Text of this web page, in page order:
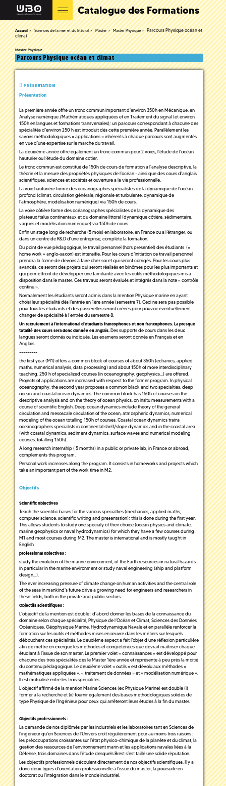
Catalogue des Formations
Accueil Sciences de la mer et du littoral Master Master Physique
Parcours Physique océan et
climat
Master Physique
Parcours Physique océan et climat
PRÉSENTATION
Présentation
La première année offre un tronc commun important d'environ 350h en Mécanique, en
Analyse numérique /Mathématiques appliquées et en Traitement du signal (et environ
150h en langues et formations transversales); un parcours correspondant à chacune des
spécialités d’environ 250 h est introduit dès cette première année. Parallèlement les
savoirs méthodologiques « applications » inhérents à chaque parcours sont augmentés
en vue d'une expertise sur le marche du travail.
La deuxième année offre également un tronc commun pour 2 voies, l’étude de l’océan
hauturier ou l’étude du domaine cotier.
Le tronc commun est constitué de 150h de cours de formation a l'analyse descriptive, la
théorie et la mesure des propriétés physiques de l’océan - ainsi que des cours d'anglais
scientifiques, sciences et sociétés et ouverture a la vie professionnelle.
La voie hauturière forme des océanographes spécialistes de la dynamique de l’océan
profond (climat, circulation générale, régionale et turbulente, dynamique de
l’atmosphère, modélisation numérique) via 150h de cours.
La voire côtière forme des océanographes spécialistes de la dynamique des
plateaux/talus continentaux et du domaine littoral (dynamique côtière, sédimentaire,
vagues et modélisation numérique) via 150h de cours.
Enfin un stage long de recherche (5 mois) en laboratoire, en France ou a l’étranger, ou
dans un centre de R&D d'une entreprise, complète la formation.
Du point de vue pédagogique, le travail personnel (hors presentiel) des étudiants («
home work » anglo-saxon) est intensifie. Pour les cours d’initiation ce travail personnel
prendra la forme de devoirs à faire chez soi et qui seront corrigés. Pour les cours plus
avancés, ce seront des projets qui seront réalisés en binômes pour les plus importants et
qui permettront de développer une familiarité avec les outils méthodologiques mis à
disposition dans le master. Ces travaux seront évalués et intégrés dans la note « contrôle
continu ».
Normalement les étudiants seront admis dans la mention Physique marine en ayant
choisi leur spécialité dès l’entrée en 1ère année (semestre 7). Ceci ne sera pas possible
pour tous les étudiants et des passerelles seront créées pour pouvoir éventuellement
changer de spécialité à l’entrée du semestre 8.
Un recrutement à l'international d'étudiants francophones et non francophones. La presque
totalité des cours sera donc donnée en anglais. Des supports de cours dans les deux
langues seront donnés ou indiqués. Les examens seront donnés en Français et en
Anglais.
---------
the first year (M1) offers a common block of courses of about 350h (echanics, applied
maths, numerical analysis, data processing) and about 150h of more interdisciplinary
teaching. 250 h of specialized courses (in oceanography, geophysics...) are offered.
Projects of applications are increased with respect to the former program. In physical
oceanography, the second year proposes a common black and two specialties, deep
ocean and coastal ocean dynamics. The common block has 150h of courses on the
descriptive analysis and on the theory of ocean physics, on insitu measurements with a
course of scientific English. Deep ocean dynamics include theory of the general
circulation and mesoscale circulation of the ocean, atmospheric dynamics, numerical
modeling of the ocean totalling 150h of courses. Coastal ocean dynamics trains
oceanographers specialists in continental shelf/slope dynamics and in the coastal area
(with coastal dynamics, sediment dynamics, surface waves and numerical modeling
courses, totalling 150h).
A long research internship ( 5 months) in a public or private lab, in France or abroad,
complements this program.
Personal work increases along the program. It consists in homeworks and projects which
take an important part of the work time in M2.
Objectifs
Scientific objectives
Teach the scientific bases for the various specialties (mechanics, applied maths,
computer science, scientific writing and presentation); this is done during the first year.
This allows students to study one specialy of their choice (ocean physics and climate,
marine geophysics or naval hydrodynamics) for which they have a few courses during
M1 and most courses during M2. The master is international and is mostly taught in
English
professional objectives :
study the evolution of the marine environment, of the Earth resources or natural hazards
in particular in the marine environment or study naval engineering (ship and platform
design...).
The ever increasing pressure of climate change on human activities and the central role
of the seas in mankind's future drive a growing need for engineers and researchers in
these fields, both in the private and public sectors.
Objectifs scientifiques :
L’objectif de la mention est double : d’abord donner les bases de la connaissance du
domaine selon chaque spécialité, Physique de l’Océan et Climat, Sciences des Données
Océaniques, Géophysique Marine, Hydrodynamique Navale et en parallèle renforcer la
formation sur les outils et méthodes mises en œuvre dans les métiers sur lesquels
débouchent ces spécialités. Le deuxième aspect a fait l’objet d’une réflexion particulière
afin de mettre en exergue les méthodes et compétences que devrait maîtriser chaque
étudiant à l’issue de son master. Le premier volet « connaissances » est développé pour
chacune des trois spécialités dès le Master 1ère année et représente à peu près la moitié
du contenu pédagogique. Le deuxième volet « outils » est dévolu aux méthodes «
mathématiques appliquées », « traitement de données » et « modélisation numérique ».
Il est mutualisé entre les trois spécialités.
L’objectif affirmé de la mention Marine Sciences (ex Physique Marine) est double (i)
former à la recherche et (ii) fournir également des bases méthodologiques solides de
type Physique de l’Ingénieur pour ceux qui arrêteront leurs études à la fin du master.
Objectifs professionnels :
La demande de nos diplômés par les industriels et les laboratoires tant en Sciences de
l’ingénieur qu’en Sciences de l’Univers croît régulièrement pour au moins trois raisons :
les préoccupations croissantes sur l’état physico-chimique de la planète et du climat, la
gestion des ressources de l’environnement marin et les applications navales liées à la
Défense, trois domaines dans l’étude desquels Brest s’est taillé une solide réputation.
Les objectifs professionnels découlent directement de nos objectifs scientifiques. Il y a
donc deux types d’orientation professionnelle à l’issue du master, la poursuite en
doctorat ou l’intégration dans le monde industriel.